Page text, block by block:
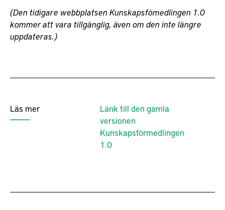
(Den tidigare webbplatsen Kunskapsfömedlingen 1.0
kommer att vara tillgänglig, även om den inte längre
uppdateras.)
Läs mer
Länk till den gamla
versionen
Kunskapsförmedlingen
1.0